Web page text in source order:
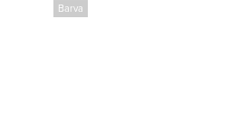
Barva